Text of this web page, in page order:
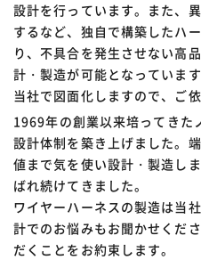
設計を行っています。また、
するなど、独自で構築したハ
り、不具合を発生させない高
計・製造が可能となっていま
当社で図面化しますので、ご
1969年の創業以来培ってきた
設計体制を築き上げました。
値まで気を使い設計・製造し
ばれ続けてきました。
ワイヤーハーネスの製造は当
計でのお悩みもお聞かせくだ
だくことをお約束します。